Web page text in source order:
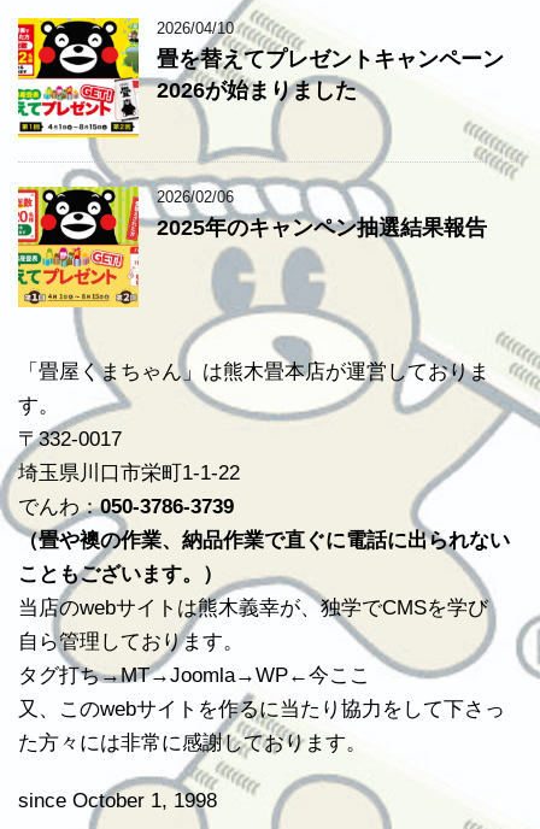
2026/04/10
畳を替えてプレゼントキャンペーン
2026が始まりました
2026/02/06
2025年のキャンペン抽選結果報告
「畳屋くまちゃん」は熊木畳本店が運営しておりま
す。
〒332-0017
埼玉県川口市栄町1-1-22
でんわ：050-3786-3739
（畳や襖の作業、納品作業で直ぐに電話に出られない
こともございます。）
当店のwebサイトは熊木義幸が、独学でCMSを学び
自ら管理しております。
タグ打ち→MT→Joomla→WP←今ここ
又、このwebサイトを作るに当たり協力をして下さっ
た方々には非常に感謝しております。
since October 1, 1998